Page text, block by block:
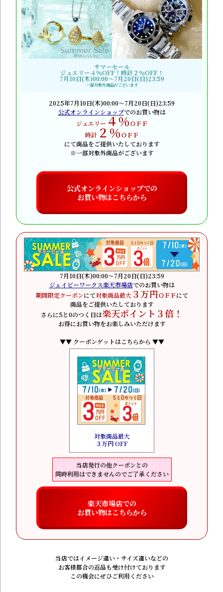
サマーセール
ジュエリー４％OFF！ 時計２％OFF！
7月10日(木)00:00～7月20日(日)23:59
一部対象外商品がございます
2025年7月10日(木)00:00～7月20日(日)23:59
公式オンラインショップでのお買い物は
ジュエリー４％ＯＦＦ
時計２％ＯＦＦ
にて商品をご提供いたしております
※一部対象外商品がございます
公式オンラインショップでの
お買い物はこちらから
7月10日(木)00:00～7月20日(日)23:59
ジェイビーワークス楽天市場店でのお買い物は
期間限定クーポンにて対象商品最大３万円ＯＦＦにて
商品をご提供いたしております
さらに5と0のつく日は楽天ポイント３倍！
お得にお買い物をお楽しみいただけます
▼▼ クーポンゲットはこちらから ▼▼
対象商品最大
３万円 OFF
当店発行の他クーポンとの
同時利用はできませんのでご了承ください
楽天市場店での
お買い物はこちらから
当店ではイメージ違い・サイズ違いなどの
お客様都合の返品も受け付けております
この機会にぜひご利用ください